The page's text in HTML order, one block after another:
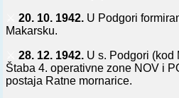
20. 10. 1942. U Podgori
Makarsku.
28. 12. 1942. U s. Podgori (kod
Štaba 4. operativne zone NOV i
postaja Ratne mornarice.